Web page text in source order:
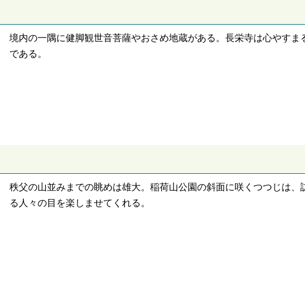
境内の一隅に健脚観世音菩薩やおさめ地蔵がある。長栄寺は心やすま
である。
秩父の山並みまでの眺めは雄大。稲荷山公園の斜面に咲くつつじは、
る人々の目を楽しませてくれる。